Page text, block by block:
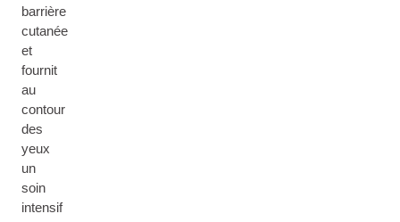
barrière
cutanée
et
fournit
au
contour
des
yeux
un
soin
intensif